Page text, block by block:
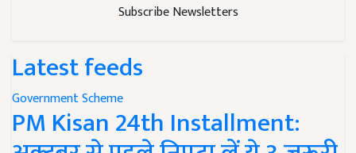
Subscribe Newsletters
Latest feeds
Government Scheme
PM Kisan 24th Installment: